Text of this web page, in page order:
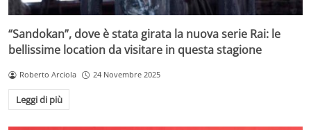
“Sandokan”, dove è stata girata la nuova serie Rai: le
bellissime location da visitare in questa stagione
Roberto Arciola 24 Novembre 2025
Leggi di più